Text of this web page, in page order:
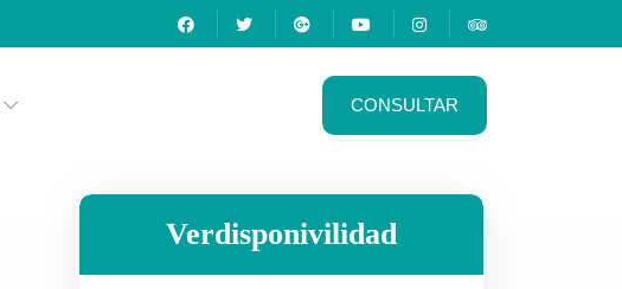
CONSULTAR
Verdisponivilidad